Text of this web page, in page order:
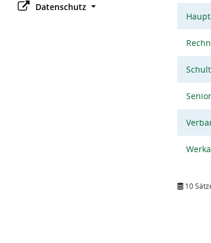
Datenschutz
10